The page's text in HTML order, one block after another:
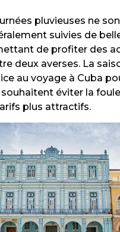
pluvieuses ne
suivies de
de profiter des
deux averses. La
au voyage à Cuba
éviter la
plus attractifs.